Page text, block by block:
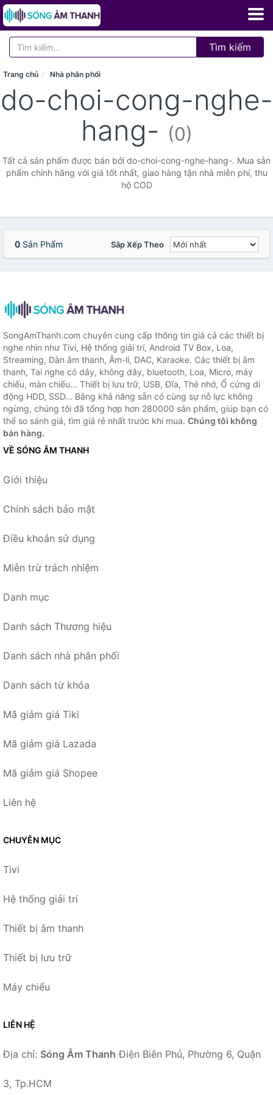
Tìm kiếm
Trang chủ Nhà phân phối
do-choi-cong-nghe-
hang- (0)
Tất cả sản phẩm được bán bởi do-choi-cong-nghe-hang-. Mua sản
phẩm chính hãng với giá tốt nhất, giao hàng tận nhà miễn phí, thu
hộ COD
0 Sản Phẩm Sắp Xếp Theo
SongAmThanh.com chuyên cung cấp thông tin giá cả các thiết bị
nghe nhìn như Tivi, Hệ thống giải trí, Android TV Box, Loa,
Streaming, Dàn âm thanh, Âm-li, DAC, Karaoke. Các thiết bị âm
thanh, Tai nghe có dây, không dây, bluetooth, Loa, Micro, máy
chiếu, màn chiếu... Thiết bị lưu trữ, USB, Đĩa, Thẻ nhớ, Ổ cứng di
động HDD, SSD... Bằng khả năng sẵn có cùng sự nỗ lực không
ngừng, chúng tôi đã tổng hợp hơn 280000 sản phẩm, giúp bạn có
thể so sánh giá, tìm giá rẻ nhất trước khi mua. Chúng tôi không
bán hàng.
VỀ SÓNG ÂM THANH
Giới thiệu
Chính sách bảo mật
Điều khoản sử dụng
Miễn trừ trách nhiệm
Danh mục
Danh sách Thương hiệu
Danh sách nhà phân phối
Danh sách từ khóa
Mã giảm giá Tiki
Mã giảm giá Lazada
Mã giảm giá Shopee
Liên hệ
CHUYÊN MỤC
Tivi
Hệ thống giải trí
Thiết bị âm thanh
Thiết bị lưu trữ
Máy chiếu
LIÊN HỆ
Địa chỉ: Sóng Âm Thanh Điện Biên Phủ, Phường 6, Quận
3, Tp.HCM